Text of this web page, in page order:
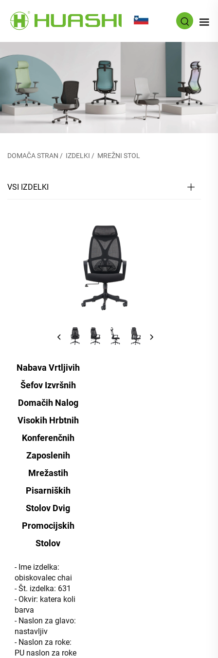
DOMAČA STRAN / IZDELKI / MREŽNI STOL
VSI IZDELKI
Nabava Vrtljivih
Šefov Izvršnih
Domačih Nalog
Visokih Hrbtnih
Konferenčnih
Zaposlenih
Mrežastih
Pisarniških
Stolov Dvig
Promocijskih
Stolov
- Ime izdelka:
obiskovalec chai
- Št. izdelka: 631
- Okvir: katera koli
barva
- Naslon za glavo:
nastavljiv
- Naslon za roke:
PU naslon za roke